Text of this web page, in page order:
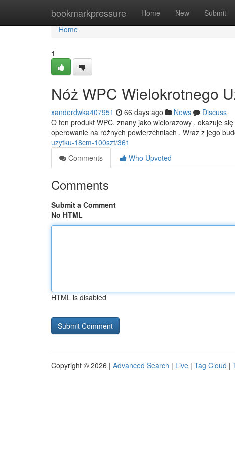
bookmarkpressure Home New Submit
Home
Home
1
Nóż WPC Wielokrotnego
xanderdwka407951 66 days ago News
Discuss
O ten produkt WPC, znany jako wielorazowy , okazuje
operowanie na różnych powierzchniach . Wraz z jego
uzytku-18cm-100szt/361
Comments
Who Upvoted
Comments
Submit a Comment
No HTML
HTML is disabled
Copyright © 2026 | Advanced Search | Live | Tag Cloud |